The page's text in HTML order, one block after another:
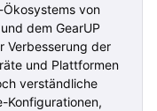
von
dem GearUP
Verbesserung der
und Plattformen
verständliche
Konfigurationen,